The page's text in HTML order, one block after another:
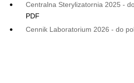
Centralna Sterylizatornia 2025 -
PDF
Cennik Laboratorium 2026 - do